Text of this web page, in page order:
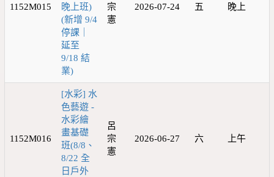
1152M015
晚上班)
(新增 9/4
停課｜
延至
9/18 結
業)
宗
憲
2026-07-24 五 晚上
1152M016
[水彩] 水
色藝遊 -
水彩繪
畫基礎
班(8/8、
8/22 全
日戶外
呂
宗
憲
2026-06-27 六 上午